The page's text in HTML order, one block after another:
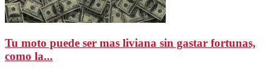
Tu moto puede ser mas liviana sin gastar fortunas,
como la...